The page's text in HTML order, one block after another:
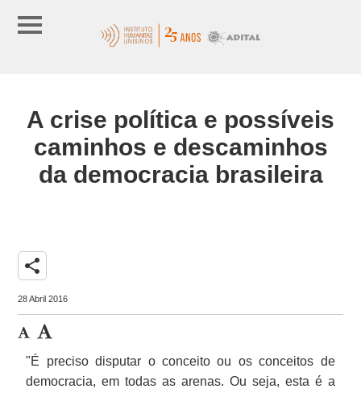
A crise política e possíveis
caminhos e descaminhos
da democracia brasileira
share
28 Abril 2016
"É preciso disputar o conceito ou os conceitos de
democracia, em todas as arenas. Ou seja, esta é a